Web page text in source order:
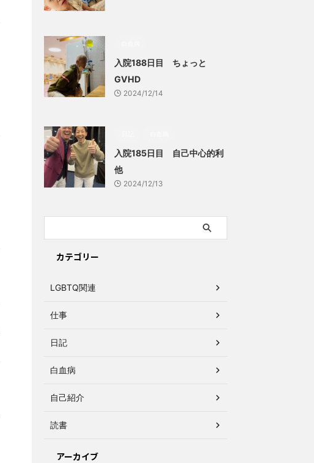
入院188日目 ちょっと
GVHD
2024/12/14
入院185日目 自己中心的利
他
2024/12/13
カテゴリー
LGBTQ関連
仕事
日記
白血病
自己紹介
読書
アーカイブ